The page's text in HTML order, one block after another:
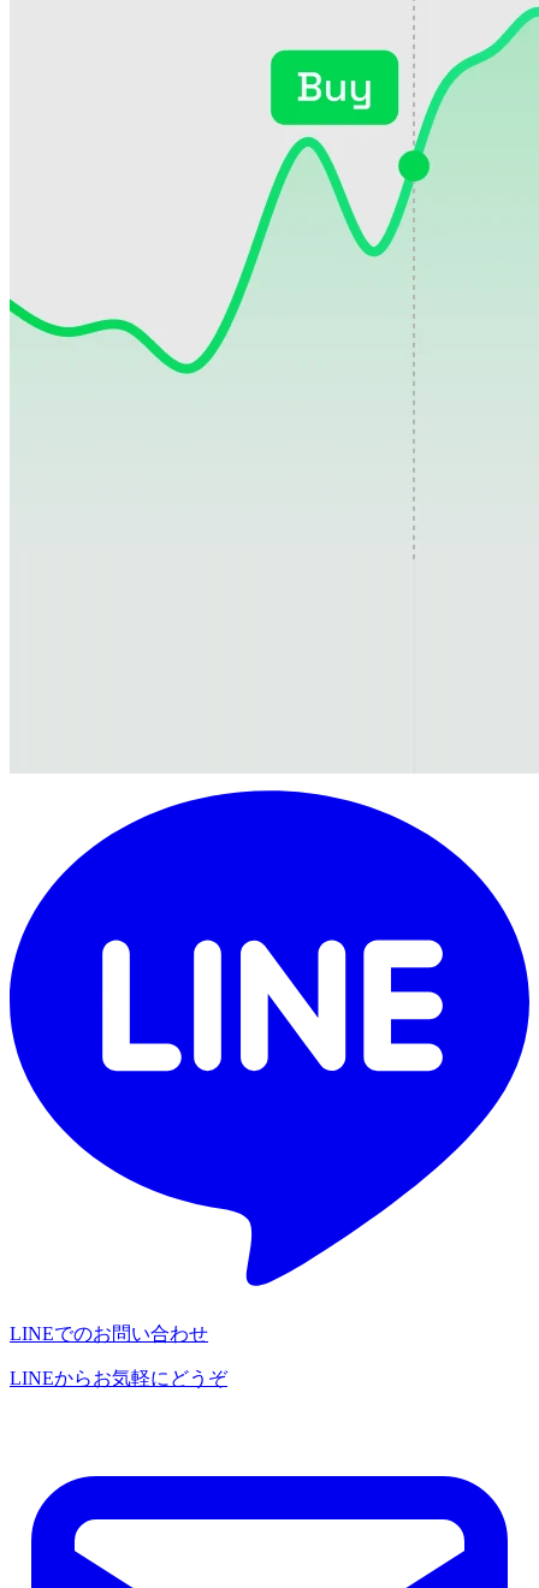
LINEでのお問い合わせ
LINEからお気軽にどうぞ